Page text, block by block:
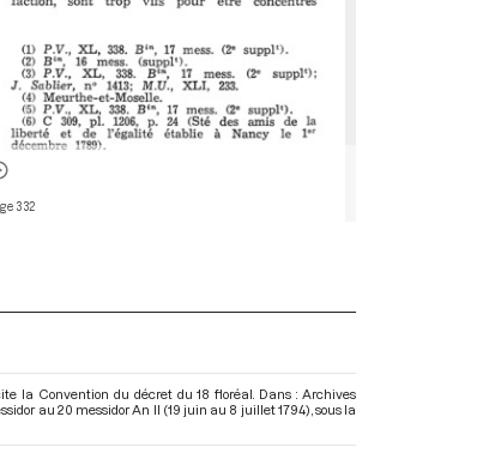
332
la Convention du décret du 18 floréal. Dans : Archives
au 20 messidor An II (19 juin au 8 juillet 1794) , sous la